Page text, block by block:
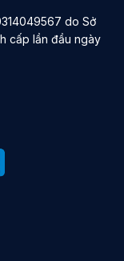
do Sở
cấp lần đầu ngày